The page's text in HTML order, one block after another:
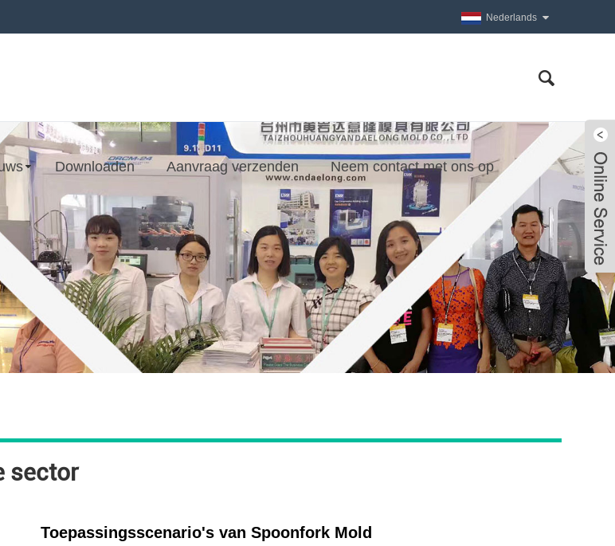
Nederlands
Downloaden Aanvraag verzenden Neem contact met ons op
sector
Toepassingsscenario's van Spoonfork Mold